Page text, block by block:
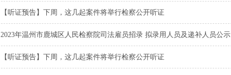
【听证预告】下周，这几起案件将举行检察公开听证
2023年温州市鹿城区人民检察院司法雇员招录 拟录用人员及递补人员公示
【听证预告】下周，这几起案件将举行检察公开听证